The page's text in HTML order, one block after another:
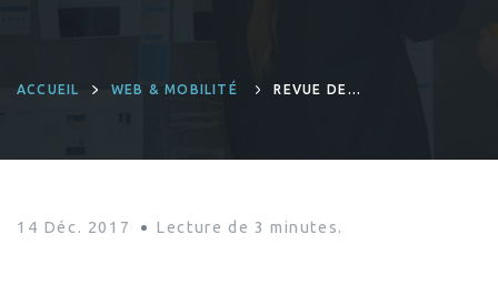
ACCUEIL WEB & MOBILITÉ
REVUE DE
14 Déc. 2017 Lecture de 3 minutes.